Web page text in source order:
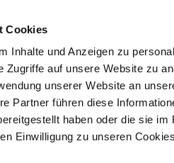
Cookies
Inhalte und Anzeigen zu
Zugriffe auf unsere Website zu
unserer Website an
Partner führen diese
haben oder die sie
Einwilligung zu unseren
PRODUKTE